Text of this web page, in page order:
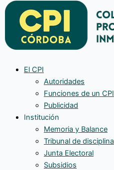
El CPI
Autoridades
Funciones de un CPI
Publicidad
Institución
Memoria y Balance
Tribunal de disciplina
Junta Electoral
Subsidios